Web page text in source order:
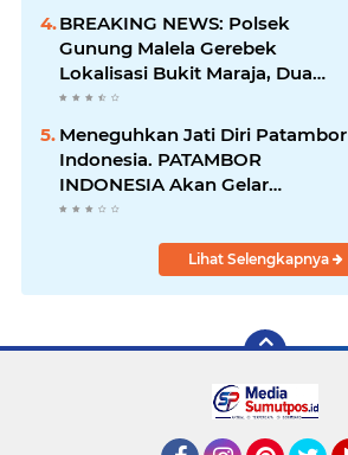
BREAKING NEWS: Polsek
Gunung Malela Gerebek
Lokalisasi Bukit Maraja, Dua
Perempuan Menangis Saat
Diciduk Bersama Sabu
Meneguhkan Jati Diri Patambor
Indonesia. PATAMBOR
INDONESIA Akan Gelar
RAKERNAS II Di Jakarta.
Lihat Selengkapnya